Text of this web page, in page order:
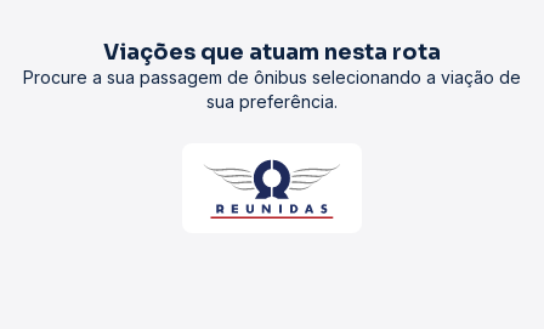
Viações que atuam nesta rota
Procure a sua passagem de ônibus selecionando a viação de
sua preferência.